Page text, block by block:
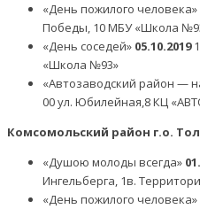
«День пожилого человека»
Победы, 10 МБУ «Школа
«День соседей» 05.10.2019
«Школа №93»
«Автозаводский район —
00 ул. Юбилейная,8 КЦ
Комсомольский район г.о.
«Душою молоды всегда»
Ингельберга, 1в.
«День пожилого человека»